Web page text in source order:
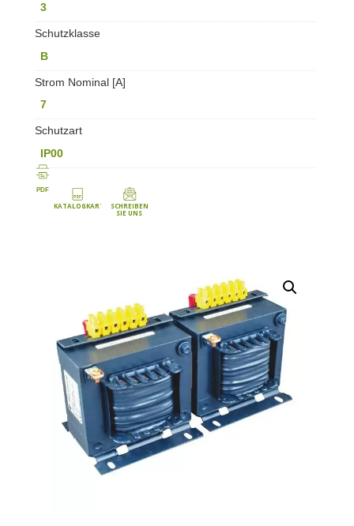
3
Schutzklasse
B
Strom Nominal [A]
7
Schutzart
IP00
PDF
KATALOGKARTE
SCHREIBEN
SIE UNS